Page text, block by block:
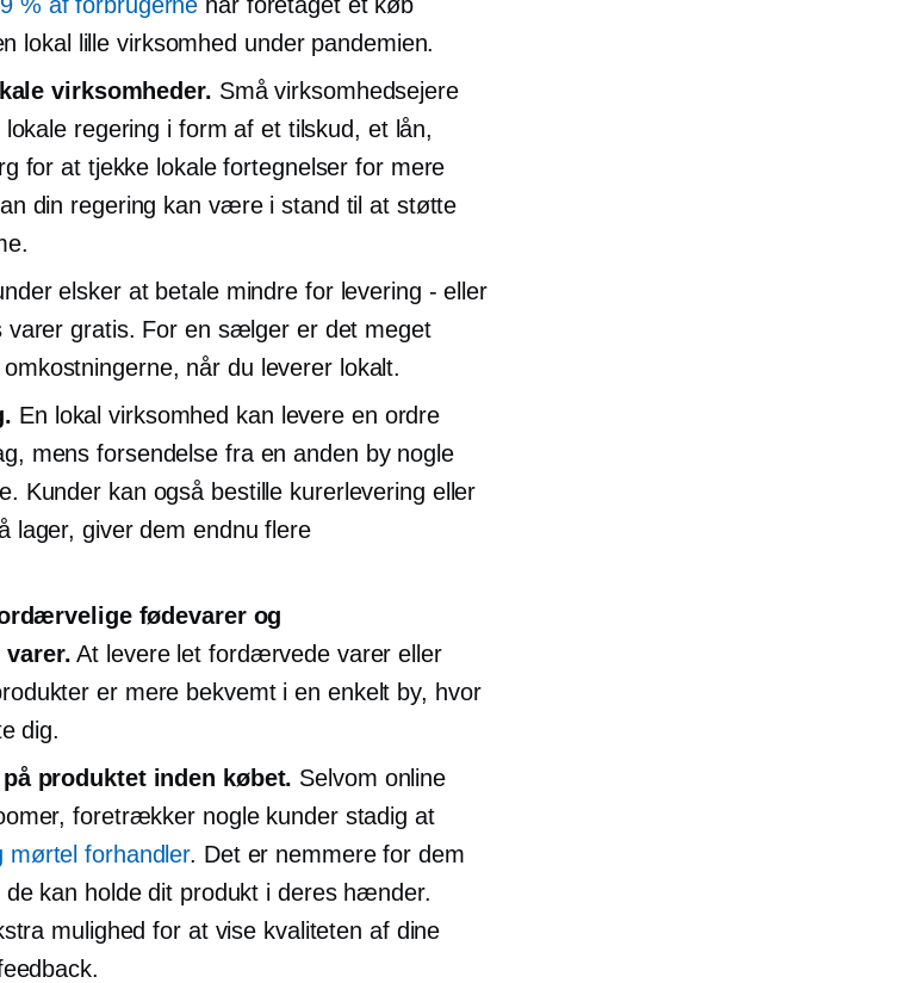
lokal lille virksomhed under pandemien.
virksomheder. Små virksomhedsejere
regering i form af et tilskud, et lån,
for at tjekke lokale fortegnelser for mere
din regering kan være i stand til at støtte
elsker at betale mindre for levering - eller
varer gratis. For en sælger er det meget
når du leverer lokalt.
En lokal virksomhed kan levere en ordre
mens forsendelse fra en anden by nogle
Kunder kan også bestille kurerlevering eller
lager, giver dem endnu flere
fødevarer og
varer. At levere let fordærvede varer eller
er mere bekvemt i en enkelt by, hvor
dig.
produktet inden købet. Selvom online
foretrækker nogle kunder stadig at
mørtel forhandler. Det er nemmere for dem
kan holde dit produkt i deres hænder.
mulighed for at vise kvaliteten af ​​dine